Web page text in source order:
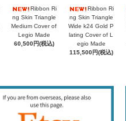
Ribbon Ri
ng Skin Triangle
Medium Cover of
Legio Made
60,500円(税込)
Ribbon Ri
ng Skin Triangle
Wide k24 Gold P
lating Cover of L
egio Made
115,500円(税込)